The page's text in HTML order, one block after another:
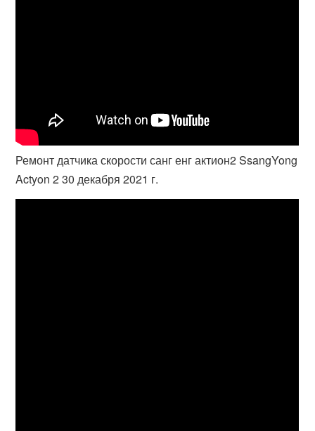
Ремонт датчика скорости санг енг актион2 SsangYong
Actyon 2 30 декабря 2021 г.